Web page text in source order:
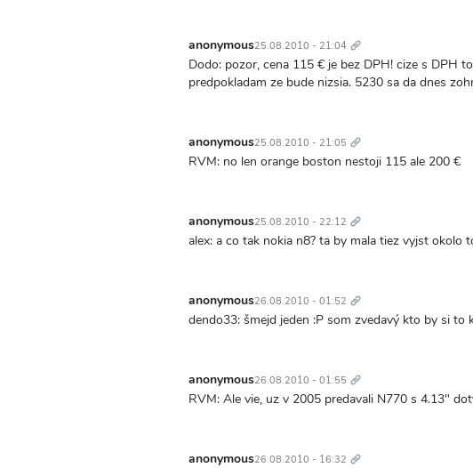
anonymous25.08.2010 - 21:04 odkaz
Dodo: pozor, cena 115 € je bez DPH! cize s DPH
predpokladam ze bude nizsia. 5230 sa da dnes
anonymous25.08.2010 - 21:05 odkaz
RVM: no len orange boston nestoji 115 ale 200 €
anonymous25.08.2010 - 22:12 odkaz
alex: a co tak nokia n8? ta by mala tiez vyjst okolo
anonymous26.08.2010 - 01:52 odkaz
dendo33: šmejd jeden :P som zvedavý kto by si to
anonymous26.08.2010 - 01:55 odkaz
RVM: Ale vie, uz v 2005 predavali N770 s 4.13"
anonymous26.08.2010 - 16:32 odkaz